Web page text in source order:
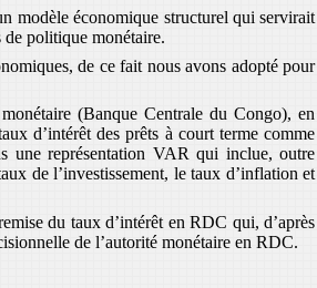
modèle économique structurel qui servirait
de politique monétaire.
de ce fait nous avons adopté pour
(Banque Centrale du Congo), en
d’intérêt des prêts à court terme comme
une représentation VAR qui inclue, outre
de l’investissement, le taux d’inflation et
du taux d’intérêt en RDC qui, d’après
de l’autorité monétaire en RDC.